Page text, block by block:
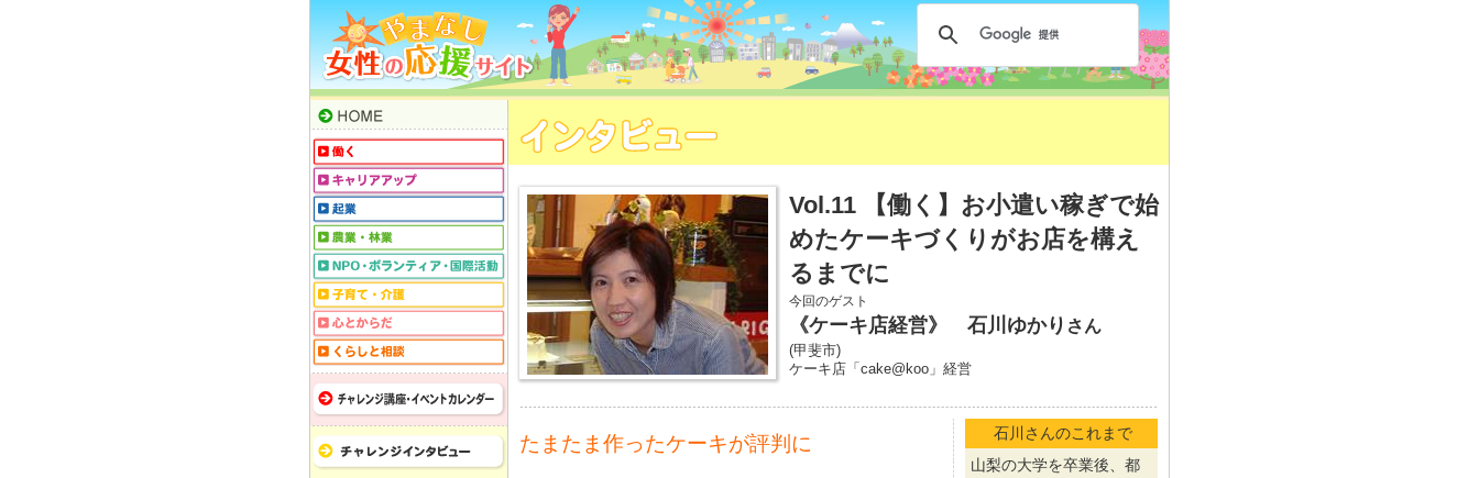
Vol.11 【働く】お小遣い稼ぎで始
めたケーキづくりがお店を構え
るまでに
今回のゲスト
《ケーキ店経営》 石川ゆかり さん
(甲斐市)
ケーキ店「cake@koo」経営
たまたま作ったケーキが評判に
石川さんのこれまで
山梨の大学を卒業後、都